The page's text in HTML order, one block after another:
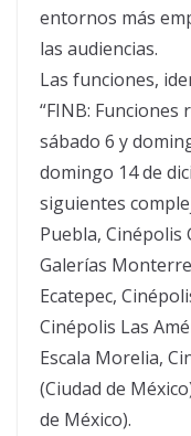
entornos más
las audiencias.
Las funciones,
“FINB: Funciones
sábado 6 y
domingo 14 de
siguientes
Puebla, Cinépolis
Galerías
Ecatepec,
Cinépolis Las
Escala Morelia,
(Ciudad de
de México).